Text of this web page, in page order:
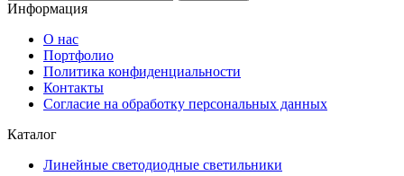
Информация
О нас
Портфолио
Политика конфиденциальности
Контакты
Согласие на обработку персональных данных
Каталог
Линейные светодиодные светильники